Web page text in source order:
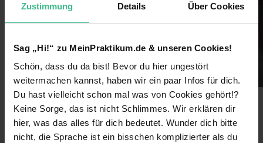
Zustimmung Details Über Cookies
Sag „Hi!“ zu MeinPraktikum.de & unseren Cookies!
Schön, dass du da bist! Bevor du hier ungestört
weitermachen kannst, haben wir ein paar Infos für dich.
Du hast vielleicht schon mal was von Cookies gehört!?
Keine Sorge, das ist nicht Schlimmes. Wir erklären dir
hier, was das alles für dich bedeutet. Wunder dich bitte
nicht, die Sprache ist ein bisschen komplizierter als du
Wir wünschen uns:
Mind. 4 Wochen Zeit
Reisebereitschaft: Einsatz in Deutschland
Große Klappe, viel dahinter
Benefits
Weiterbildungsmaßnahmen